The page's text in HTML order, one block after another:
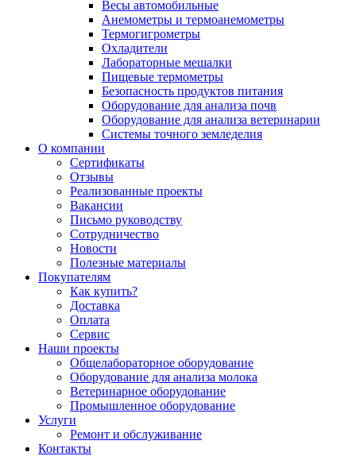
Весы автомобильные
Анемометры и термоанемометры
Термогигрометры
Охладители
Лабораторные мешалки
Пищевые термометры
Безопасность продуктов питания
Оборудование для анализа почв
Оборудование для анализа ветеринарии
Системы точного земледелия
О компании
Сертификаты
Отзывы
Реализованные проекты
Вакансии
Письмо руководству
Сотрудничество
Новости
Полезные материалы
Покупателям
Как купить?
Доставка
Оплата
Сервис
Наши проекты
Общелабораторное оборудование
Оборудование для анализа молока
Ветеринарное оборудование
Промышленное оборудование
Услуги
Ремонт и обслуживание
Контакты